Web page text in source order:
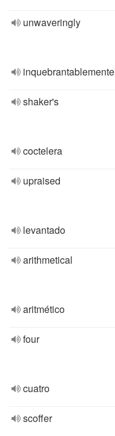
unwaveringly
inquebrantablemente
shaker's
coctelera
upraised
levantado
arithmetical
aritmético
four
cuatro
scoffer